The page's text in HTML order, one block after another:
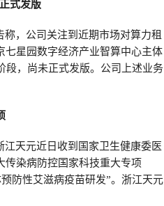
式发版
，公司关注到近期市场对算力租
七星园数字经济产业智算中心主体
段，尚未正式发版。公司上述业务
天元近日收到国家卫生健康委医
传染病防控国家科技重大专项
防性艾滋病疫苗研发”。浙江天元